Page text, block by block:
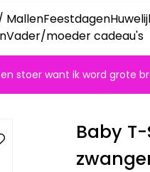
MallenFeestdagen
Vader/moeder cadeau's
stoer want ik word grote
Baby